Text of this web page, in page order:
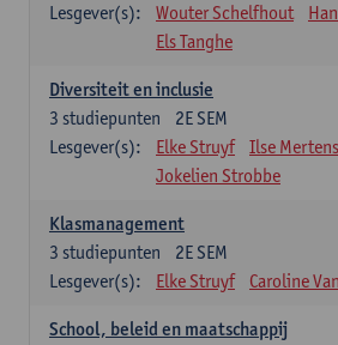
Lesgever(s):
Wouter Schelfhout
Els Tanghe
Diversiteit en inclusie
2E SEM
3 studiepunten
Lesgever(s):
Elke Struyf
Ilse Mertens
Jokelien Strobbe
Klasmanagement
2E SEM
3 studiepunten
Lesgever(s):
Elke Struyf Caroline
School, beleid en maatschappij